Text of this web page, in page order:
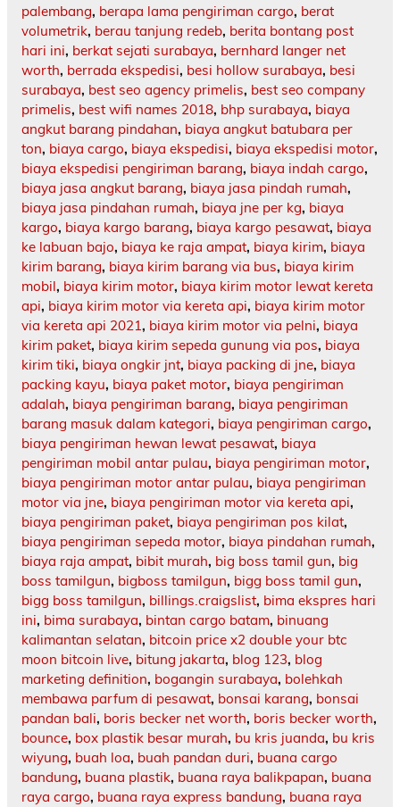
palembang, berapa lama pengiriman cargo, berat
volumetrik, berau tanjung redeb, berita bontang post
hari ini, berkat sejati surabaya, bernhard langer net
worth, berrada ekspedisi, besi hollow surabaya, besi
surabaya, best seo agency primelis, best seo company
primelis, best wifi names 2018, bhp surabaya, biaya
angkut barang pindahan, biaya angkut batubara per
ton, biaya cargo, biaya ekspedisi, biaya ekspedisi motor,
biaya ekspedisi pengiriman barang, biaya indah cargo,
biaya jasa angkut barang, biaya jasa pindah rumah,
biaya jasa pindahan rumah, biaya jne per kg, biaya
kargo, biaya kargo barang, biaya kargo pesawat, biaya
ke labuan bajo, biaya ke raja ampat, biaya kirim, biaya
kirim barang, biaya kirim barang via bus, biaya kirim
mobil, biaya kirim motor, biaya kirim motor lewat kereta
api, biaya kirim motor via kereta api, biaya kirim motor
via kereta api 2021, biaya kirim motor via pelni, biaya
kirim paket, biaya kirim sepeda gunung via pos, biaya
kirim tiki, biaya ongkir jnt, biaya packing di jne, biaya
packing kayu, biaya paket motor, biaya pengiriman
adalah, biaya pengiriman barang, biaya pengiriman
barang masuk dalam kategori, biaya pengiriman cargo,
biaya pengiriman hewan lewat pesawat, biaya
pengiriman mobil antar pulau, biaya pengiriman motor,
biaya pengiriman motor antar pulau, biaya pengiriman
motor via jne, biaya pengiriman motor via kereta api,
biaya pengiriman paket, biaya pengiriman pos kilat,
biaya pengiriman sepeda motor, biaya pindahan rumah,
biaya raja ampat, bibit murah, big boss tamil gun, big
boss tamilgun, bigboss tamilgun, bigg boss tamil gun,
bigg boss tamilgun, billings.craigslist, bima ekspres hari
ini, bima surabaya, bintan cargo batam, binuang
kalimantan selatan, bitcoin price x2 double your btc
moon bitcoin live, bitung jakarta, blog 123, blog
marketing definition, bogangin surabaya, bolehkah
membawa parfum di pesawat, bonsai karang, bonsai
pandan bali, boris becker net worth, boris becker worth,
bounce, box plastik besar murah, bu kris juanda, bu kris
wiyung, buah loa, buah pandan duri, buana cargo
bandung, buana plastik, buana raya balikpapan, buana
raya cargo, buana raya express bandung, buana raya